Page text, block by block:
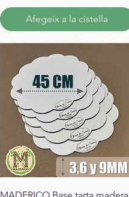
Afegeix a la cistella